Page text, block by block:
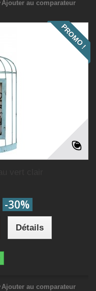
Ajouter au comparateur
PROMO !
-30%
Détails
Ajouter au comparateur